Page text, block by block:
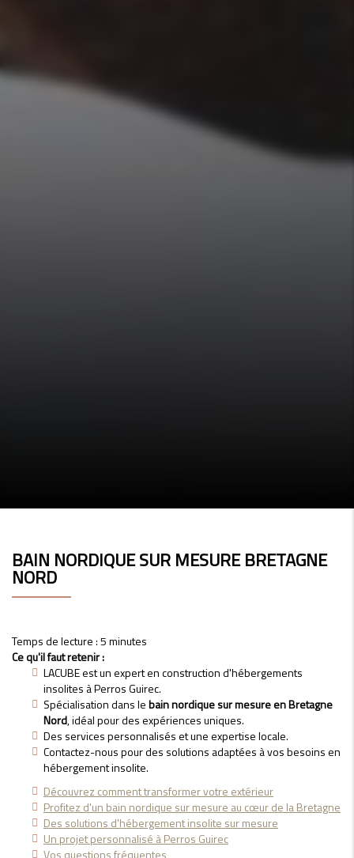
BAIN NORDIQUE SUR MESURE BRETAGNE
NORD
Temps de lecture : 5 minutes
Ce qu'il faut retenir :
LACUBE est un expert en construction d'hébergements
insolites à Perros Guirec.
Spécialisation dans lebain nordique sur mesure en Bretagne
Nord, idéal pour des expériences uniques.
Des services personnalisés et une expertise locale.
Contactez-nous pour des solutions adaptées à vos besoins en
hébergement insolite.
Découvrez comment transformer votre extérieur
Profitez d'un bain nordique sur mesure au cœur de la Bretagne
Des solutions d'hébergement insolite sur mesure
Un projet personnalisé à Perros Guirec
Vos questions fréquentes